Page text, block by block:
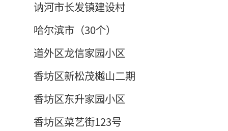
讷河市长发镇建设村
哈尔滨市（30个）
道外区龙信家园小区
香坊区新松茂樾山二期
香坊区东升家园小区
香坊区菜艺街123号